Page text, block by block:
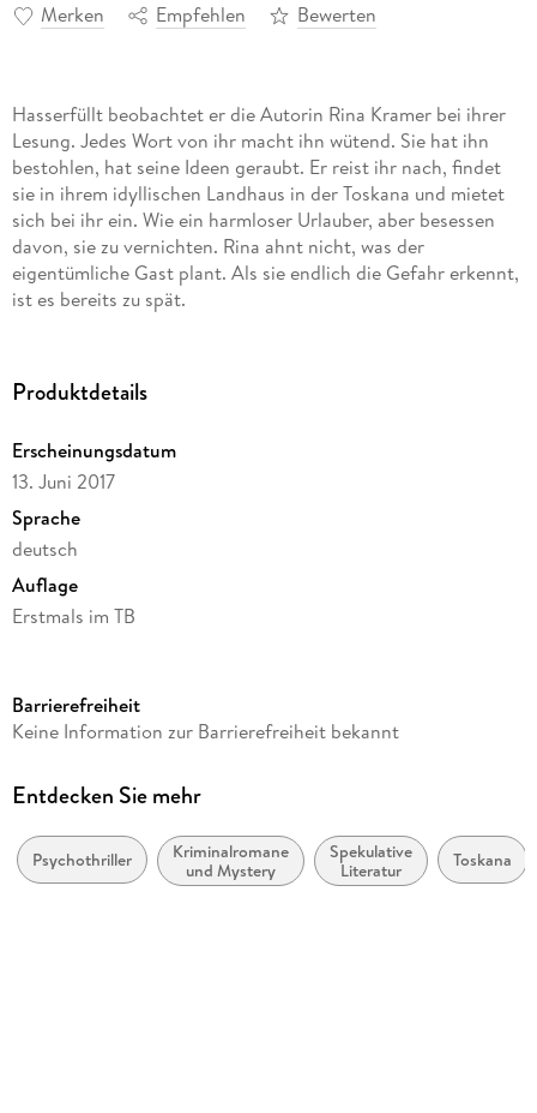
Merken Empfehlen Bewerten
Hasserfüllt beobachtet er die Autorin Rina Kramer bei ihrer
Lesung. Jedes Wort von ihr macht ihn wütend. Sie hat ihn
bestohlen, hat seine Ideen geraubt. Er reist ihr nach, findet
sie in ihrem idyllischen Landhaus in der Toskana und mietet
sich bei ihr ein. Wie ein harmloser Urlauber, aber besessen
davon, sie zu vernichten. Rina ahnt nicht, was der
eigentümliche Gast plant. Als sie endlich die Gefahr erkennt,
ist es bereits zu spät.
Produktdetails
Erscheinungsdatum
13. Juni 2017
Sprache
deutsch
Auflage
Erstmals im TB
Reihe
Autor/Autorin
Verlag/Hersteller
Heyne Taschenbuch
Barrierefreiheit
Keine Information zur Barrierefreiheit bekannt
Entdecken Sie mehr
Psychothriller
Kriminalromane
und Mystery
Spekulative
Literatur
Toskana